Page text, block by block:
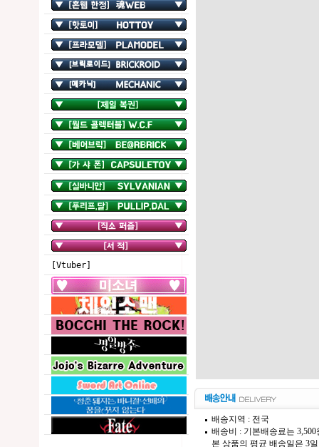
[Vtuber]
배송지역 : 전국
배송비 : 기본배송료는
본 상품의 평균 배송일은 3